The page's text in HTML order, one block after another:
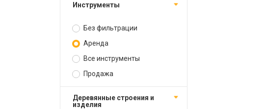
Инструменты
Без фильтрации
Аренда
Все инструменты
Продажа
Деревянные строения и
изделия